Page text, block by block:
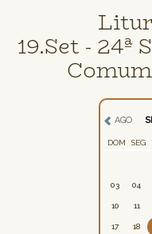
19.Set - 24ª
AGO
DOM SEG
03 04
10 11
17 18